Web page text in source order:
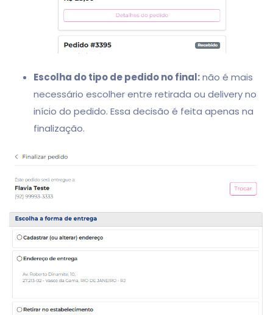
Escolha do tipo de pedido no final:não é mais
necessário escolher entre retirada ou delivery no
início do pedido. Essa decisão é feita apenas na
finalização.